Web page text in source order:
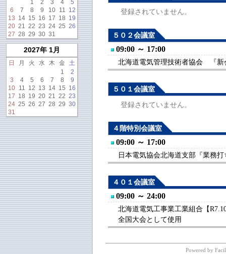
登録されていません。
５０２会議室
09:00 ～ 17:00
北海道電気管理技術者協会 『
５０１会議室
登録されていません。
４階特別会議室
09:00 ～ 17:00
日本電気協会北海道支部『業務
４０１会議室
09:00 ～ 24:00
北海道電気工事業工業組合【
全国大会として使用
Powered by
1
2 3 4
5
6
7 8 9 10 11 12
13 14 15 16 17 18 19
20 21 22 23 24 25 26
27 28 29 30 31
2027年 1月
日 月 火 水 木 金
土
1
2
3
4 5 6 7 8
9
10 11 12 13 14 15 16
17 18 19 20 21 22 23
24 25 26 27 28 29 30
31